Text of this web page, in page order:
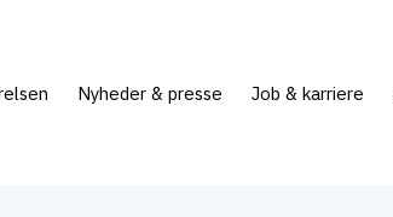
Nyheder & presse Job & karriere